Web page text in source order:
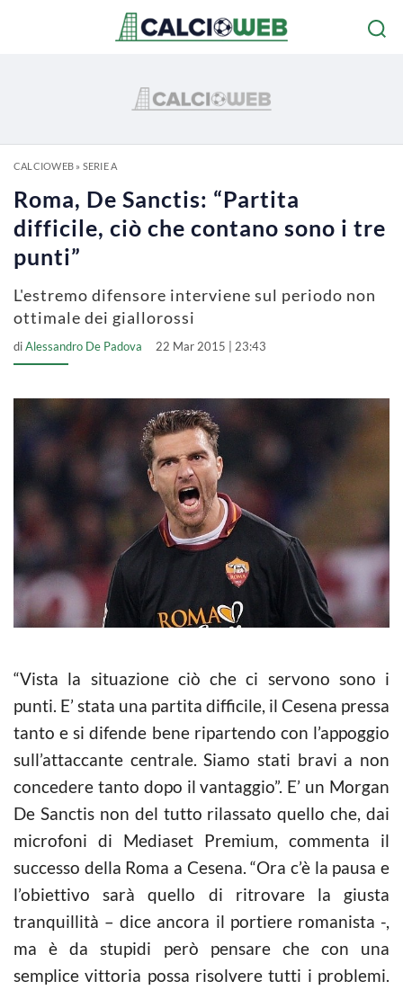
CALCIOWEB» SERIE A
Roma, De Sanctis: “Partita
difficile, ciò che contano sono i tre
punti”
L'estremo difensore interviene sul periodo non
ottimale dei giallorossi
diAlessandro De Padova 22 Mar 2015 | 23:43
“Vista la situazione ciò che ci servono sono i
punti. E’ stata una partita difficile, il Cesena pressa
tanto e si difende bene ripartendo con l’appoggio
sull’attaccante centrale. Siamo stati bravi a non
concedere tanto dopo il vantaggio”. E’ un Morgan
De Sanctis non del tutto rilassato quello che, dai
microfoni di Mediaset Premium, commenta il
successo della Roma a Cesena. “Ora c’è la pausa e
l’obiettivo sarà quello di ritrovare la giusta
tranquillità – dice ancora il portiere romanista -,
ma è da stupidi però pensare che con una
semplice vittoria possa risolvere tutti i problemi.